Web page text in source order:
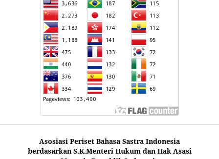
Asosiasi Periset Bahasa Sastra Indonesia
berdasarkan S.K.Menteri Hukum dan Hak Asasi